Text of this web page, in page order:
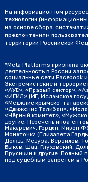
На информационном
технологии
на основе сбора,
предпочтениям
территории Российской
*Meta Platforms признана
деятельность в России
социальные сети Facebook
Экстремистские и
«АУЕ», «Правый сектор»,
«ИГИЛ» (ИГ, Исламское
«Меджлис крымско-
«Движение Талибан»,
«Чёрный комитет»,
другие. Перечень
Макаревич, Гордон, Мирон
Монеточка (Елизавета
Дождь, Медуза, Верзилов,
Быков, Шац, Глуховский,
Прусикин и другие. Полный
под судебным запретом в